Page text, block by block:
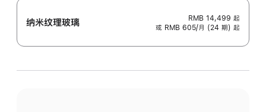
纳米纹理玻璃 RMB 14,499 起
或 RMB 605/月 (24 期) 起